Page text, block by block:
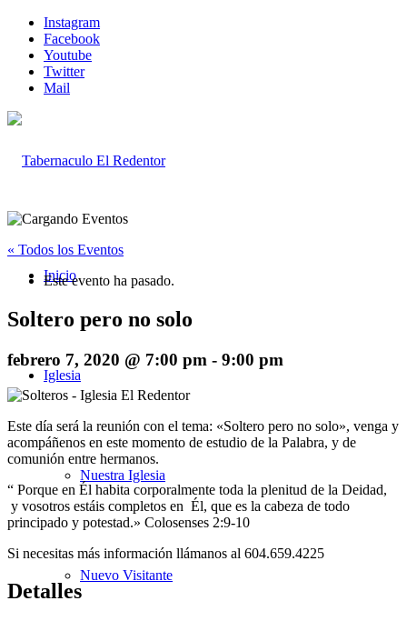
Instagram
Facebook
Youtube
Twitter
Mail
Inicio
Iglesia
Nuestra Iglesia
Nuevo Visitante
« Todos los Eventos
Este evento ha pasado.
Soltero pero no solo
febrero 7, 2020 @ 7:00 pm - 9:00 pm
Este día será la reunión con el tema: «Soltero pero no solo», venga y
acompáñenos en este momento de estudio de la Palabra, y de
comunión entre hermanos.
“ Porque en Él habita corporalmente toda la plenitud de la Deidad,
y vosotros estáis completos en Él, que es la cabeza de todo
principado y potestad.» Colosenses 2:9-10
Si necesitas más información llámanos al 604.659.4225
Detalles